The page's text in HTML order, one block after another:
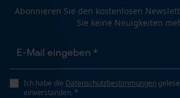
Abonnieren Sie den kostenlosen
Sie keine Neuigkeiten
Ich habe die Datenschutzbestimmungen
einverstanden. *
Loop54 Personalization
Persönliche Begrüßung